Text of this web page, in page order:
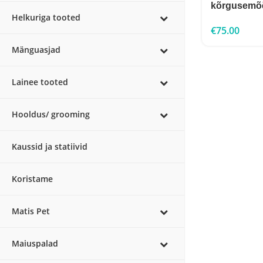
Helkuriga tooted
Mänguasjad
Lainee tooted
Hooldus/ grooming
Kaussid ja statiivid
Koristame
Matis Pet
Maiuspalad
€75.00